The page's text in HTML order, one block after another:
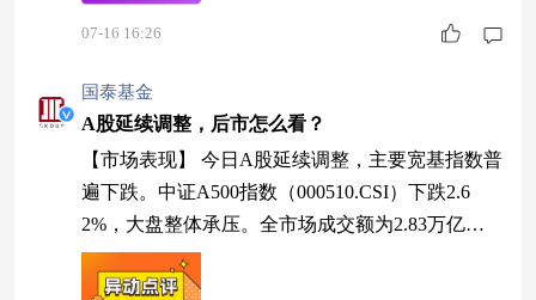
07-16 16:26
国泰基金
A股延续调整，后市怎么看？
【市场表现】 今日A股延续调整，主要宽基指数普
遍下跌。中证A500指数（000510.CSI）下跌2.6
2%，大盘整体承压。全市场成交额为2.83万亿
元，较7月10日缩量约0.58万亿元，资金交投活跃
度有所回落，市场情绪趋于谨慎。 【下跌因素分